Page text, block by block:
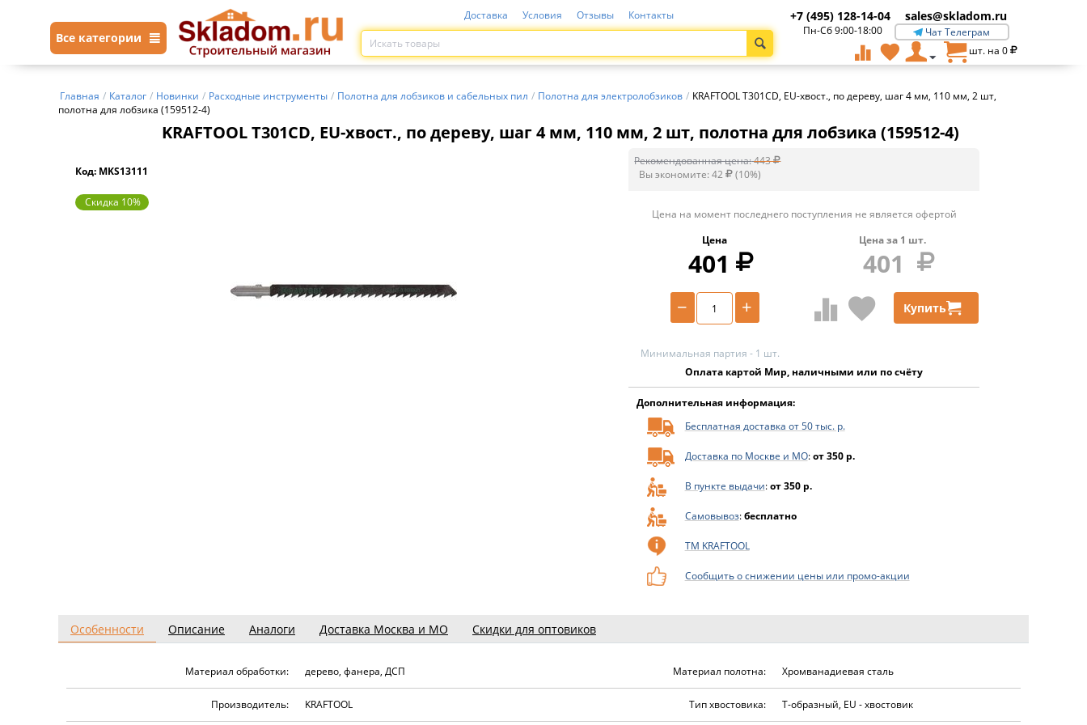
Все категории
Доставка Условия Отзывы Контакты +7 (495) 128-14-04 sales@skladom.ru
Пн-Сб 9:00-18:00
Чат Телеграм
шт. на 0
Главная / Каталог / Новинки / Расходные инструменты / Полотна для лобзиков и сабельных пил / Полотна для электролобзиков / KRAFTOOL T301CD, EU-хвост., по дереву, шаг 4 мм, 110 мм, 2 шт,
полотна для лобзика (159512-4)
KRAFTOOL T301CD, EU-хвост., по дереву, шаг 4 мм, 110 мм, 2 шт, полотна для лобзика (159512-4)
Код: MKS13111
Скидка 10%
Рекомендованная цена:443
Вы экономите:42 (10%)
Цена на момент последнего поступления не является офертой
Цена
401
Цена за 1 шт.
401
+
− Купить
Минимальная партия - 1 шт.
Оплата картой Мир, наличными или по счёту
Дополнительная информация:
Бесплатная доставка от 50 тыс. р.
Доставка по Москве и МО:от 350 р.
В пункте выдачи:от 350 р.
Самовывоз:бесплатно
ТМ KRAFTOOL
Сообщить о снижении цены или промо-акции
Особенности Описание Аналоги Доставка Москва и МО Скидки для оптовиков
Материал обработки: дерево, фанера, ДСП Материал полотна: Хромванадиевая сталь
Производитель: KRAFTOOL Тип хвостовика: Т-образный, EU - хвостовик